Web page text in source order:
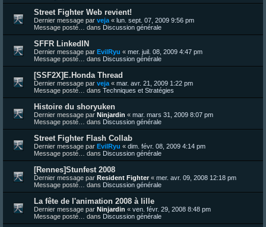
Street Fighter Web revient!
Dernier message par veja « lun. sept. 07, 2009 9:56 pm
Message posté… dans Discussion générale
SFFR LinkedIN
Dernier message par EvilRyu « mer. juil. 08, 2009 4:47 pm
Message posté… dans Discussion générale
[SSF2X]E.Honda Thread
Dernier message par veja « mar. avr. 21, 2009 1:22 pm
Message posté… dans Techniques et Stratégies
Histoire du shoryuken
Dernier message par Ninjardin « mar. mars 31, 2009 8:07 pm
Message posté… dans Discussion générale
Street Fighter Flash Collab
Dernier message par EvilRyu « dim. févr. 08, 2009 4:14 pm
Message posté… dans Discussion générale
[Rennes]Stunfest 2008
Dernier message par Resident Fighter« mer. avr. 09, 2008 12:18 pm
Message posté… dans Discussion générale
La fête de l'animation 2008 à lille
Dernier message par Ninjardin « ven. févr. 29, 2008 8:48 pm
Message posté… dans Discussion générale